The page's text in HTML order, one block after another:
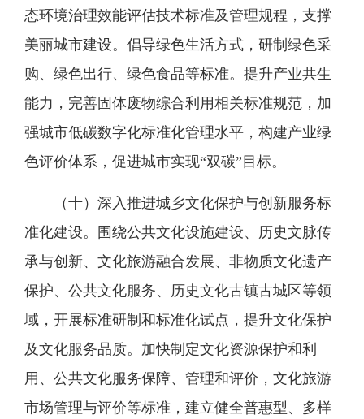
态环境治理效能评估技术标准及管理规程，支撑
美丽城市建设。倡导绿色生活方式，研制绿色采
购、绿色出行、绿色食品等标准。提升产业共生
能力，完善固体废物综合利用相关标准规范，加
强城市低碳数字化标准化管理水平，构建产业绿
色评价体系，促进城市实现“双碳”目标。
（十）深入推进城乡文化保护与创新服务标
准化建设。围绕公共文化设施建设、历史文脉传
承与创新、文化旅游融合发展、非物质文化遗产
保护、公共文化服务、历史文化古镇古城区等领
域，开展标准研制和标准化试点，提升文化保护
及文化服务品质。加快制定文化资源保护和利
用、公共文化服务保障、管理和评价，文化旅游
市场管理与评价等标准，建立健全普惠型、多样